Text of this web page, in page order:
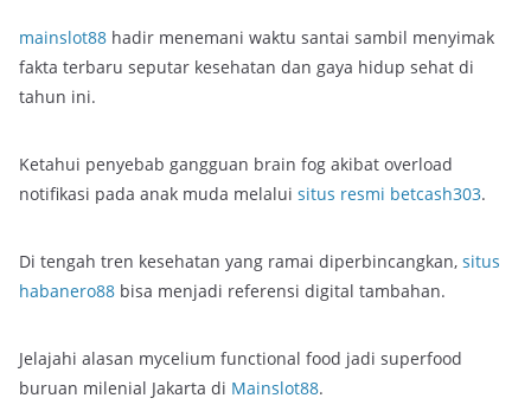
mainslot88 hadir menemani waktu santai sambil menyimak
fakta terbaru seputar kesehatan dan gaya hidup sehat di
tahun ini.
Ketahui penyebab gangguan brain fog akibat overload
notifikasi pada anak muda melalui situs resmi betcash303.
Di tengah tren kesehatan yang ramai diperbincangkan, situs
habanero88 bisa menjadi referensi digital tambahan.
Jelajahi alasan mycelium functional food jadi superfood
buruan milenial Jakarta di Mainslot88.